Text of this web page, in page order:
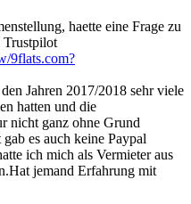
haette eine Frage zu
Trustpilot
9flats.com?
Jahren 2017/2018 sehr viele
hatten und die
nicht ganz ohne Grund
es auch keine Paypal
ich mich als Vermieter aus
jemand Erfahrung mit